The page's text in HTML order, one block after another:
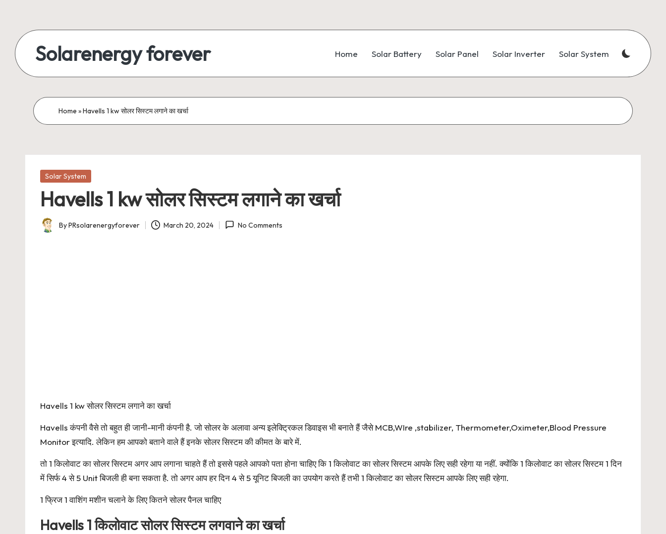
content
Solarenergy forever
बिजली
Home Solar Battery Solar Panel Solar Inverter Solar System
Home »Havells 1 kw सोलर सिस्टम लगाने का खर्चा
Posted
Solar System
Havells 1 kw सोलर सिस्टम लगाने का खर्चा
Posted
ByPRsolarenergyforever March 20, 2024 No Comments
Havells 1 kw सोलर सिस्टम लगाने का खर्चा
Havells कंपनी वैसे तो बहुत ही जानी-मानी कंपनी है. जो सोलर के अलावा अन्य इलेक्ट्रिकल डिवाइस भी बनाते हैं जैसे MCB,WIre ,stabilizer, Thermometer,Oximeter,Blood Pressure
Monitor इत्यादि. लेकिन हम आपको बताने वाले हैं इनके सोलर सिस्टम की कीमत के बारे में.
तो 1 किलोवाट का सोलर सिस्टम अगर आप लगाना चाहते हैं तो इससे पहले आपको पता होना चाहिए कि 1 किलोवाट का सोलर सिस्टम आपके लिए सही रहेगा या नहीं. क्योंकि 1 किलोवाट का सोलर सिस्टम 1 दिन
में सिर्फ 4 से 5 Unit बिजली ही बना सकता है. तो अगर आप हर दिन 4 से 5 यूनिट बिजली का उपयोग करते हैं तभी 1 किलोवाट का सोलर सिस्टम आपके लिए सही रहेगा.
1 फ्रिज 1 वाशिंग मशीन चलाने के लिए कितने सोलर पैनल चाहिए
Havells 1 किलोवाट सोलर सिस्टम लगवाने का खर्चा